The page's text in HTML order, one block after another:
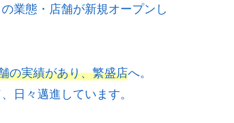
業態・店舗が新規オープンし
の実績があり、繁盛店へ。
日々邁進しています。